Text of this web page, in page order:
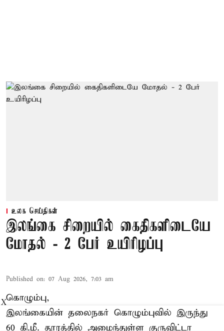
உலக செய்திகள்
இலங்கை சிறையில் கைதிகளிடையே
மோதல் - 2 பேர் உயிரிழப்பு
Published on: 07 Aug 2026, 7:03 am
கொழும்பு,
இலங்கையின் தலைநகர் கொழும்புவில் இருந்து
60 கி.மீ. தூரத்தில் அமைந்துள்ள குருவிட்டா
X